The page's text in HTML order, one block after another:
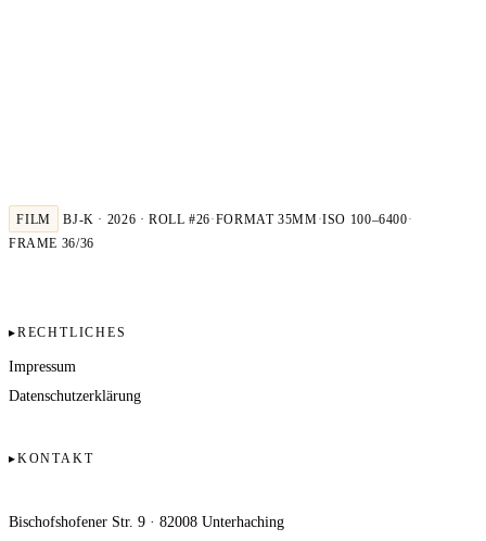
FILM BJ-K · 2026 · ROLL #26·FORMAT 35MM·ISO 100–6400·
FRAME 36/36
RECHTLICHES
Impressum
Datenschutzerklärung
KONTAKT
Bischofshofener Str. 9 · 82008 Unterhaching